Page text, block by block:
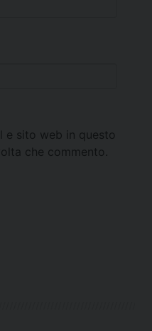
e sito web in questo
che commento.